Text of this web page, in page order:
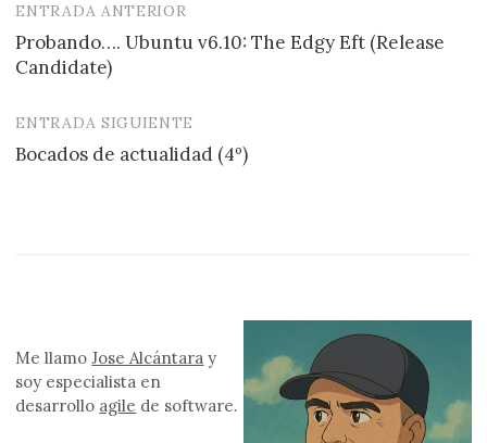
Navegación
de
ENTRADA ANTERIOR
Probando…. Ubuntu v6.10: The Edgy Eft (Release
Candidate)
ENTRADA SIGUIENTE
Bocados de actualidad (4º)
Me llamoJose Alcántara y
soy especialista en
desarrollo agile de software.